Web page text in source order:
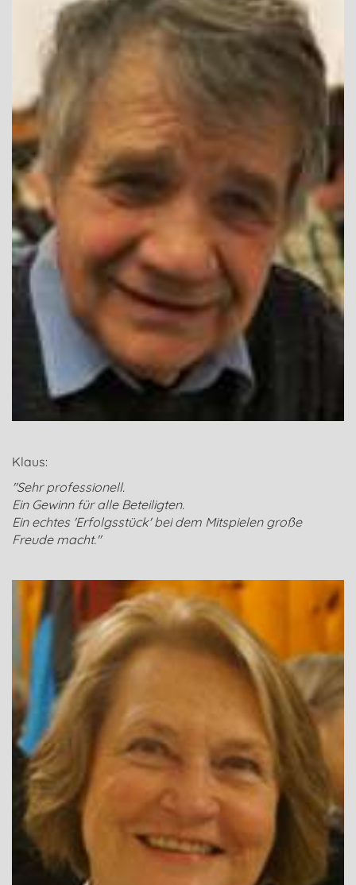
Klaus:
"Sehr professionell.
Ein Gewinn für alle Beteiligten.
Ein echtes 'Erfolgsstück' bei dem Mitspielen große
Freude macht."